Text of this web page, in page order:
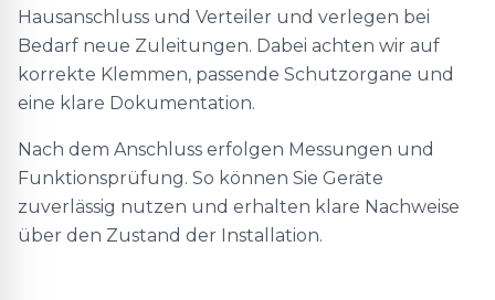
Hausanschluss und Verteiler und verlegen bei
Bedarf neue Zuleitungen. Dabei achten wir auf
korrekte Klemmen, passende Schutzorgane und
eine klare Dokumentation.
Nach dem Anschluss erfolgen Messungen und
Funktionsprüfung. So können Sie Geräte
zuverlässig nutzen und erhalten klare Nachweise
über den Zustand der Installation.